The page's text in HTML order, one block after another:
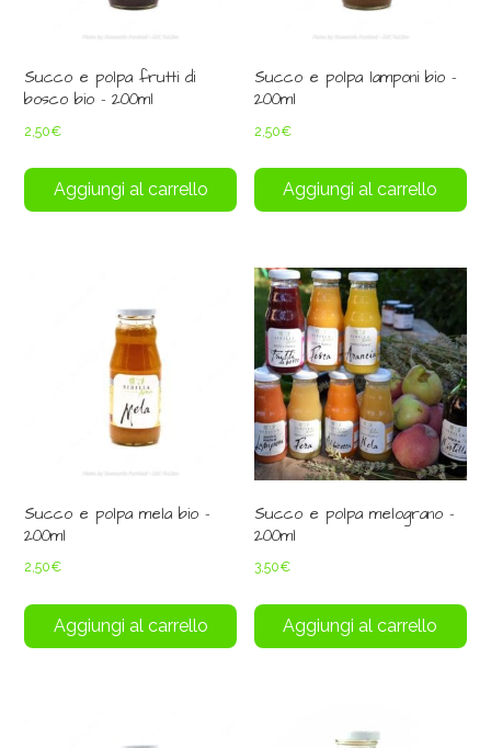
Succo e polpa frutti di
bosco bio – 200ml
2,50€
Aggiungi al carrello
Succo e polpa lamponi bio –
200ml
2,50€
Aggiungi al carrello
Succo e polpa mela bio –
200ml
2,50€
Aggiungi al carrello
Succo e polpa melograno –
200ml
3,50€
Aggiungi al carrello